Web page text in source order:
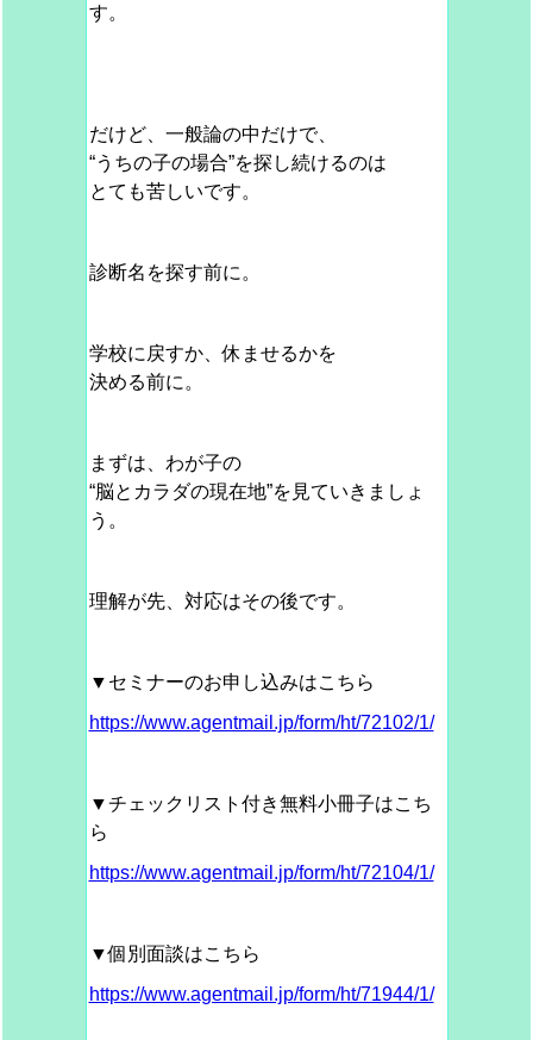
す。
だけど、一般論の中だけで、
“うちの子の場合”を探し続けるのは
とても苦しいです。
診断名を探す前に。
学校に戻すか、休ませるかを
決める前に。
まずは、 わが子の
“脳とカラダの現在地”を見ていきましょ
う。
理解が先、対応はその後です。
▼セミナーのお申し込みはこちら
https://www.agentmail.jp/form/ht/72102/1/
▼チェックリスト付き無料小冊子はこち
ら
https://www.agentmail.jp/form/ht/72104/1/
▼個別面談はこちら
https://www.agentmail.jp/form/ht/71944/1/